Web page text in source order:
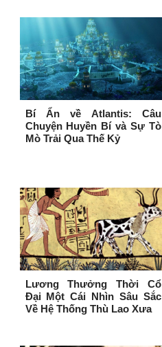
Bí Ẩn về Atlantis: Câu
Chuyện Huyền Bí và Sự Tò
Mò Trải Qua Thế Kỷ
Lương Thưởng Thời Cổ
Đại Một Cái Nhìn Sâu Sắc
Về Hệ Thống Thù Lao Xưa